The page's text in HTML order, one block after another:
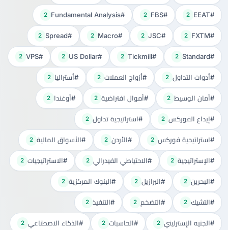
#EEAT
2
#FBS
2
#Fundamental Analysis
2
#FXTM
2
#JSC
2
#Macro
2
#Spread
2
#Standard
2
#Tickmill
2
#US Dollar
2
#VPS
2
#أدوات التداول 2 #أزواج العملات 2 #أستراليا 2
#أمان الوسيط 2 #أموال افتراضية 2 #أوغندا 2
#إيداع الفوركس 2 #استراتيجية تداول 2
#استراتيجية فوركس 2 #الأردن 2 #الأسواق المالية 2
#الإستراتيجية 2 #الاحتياطي الفيدرالي 2 #الاستراتيجيات 2
#البحرين 2 #البرازيل 2 #البنوك المركزية 2
#التشيك 2 #التضخم 2 #التنفيذ 2
#الجنيه الإسترليني 2 #الحاسبات 2 #الذكاء الاصطناعي 2